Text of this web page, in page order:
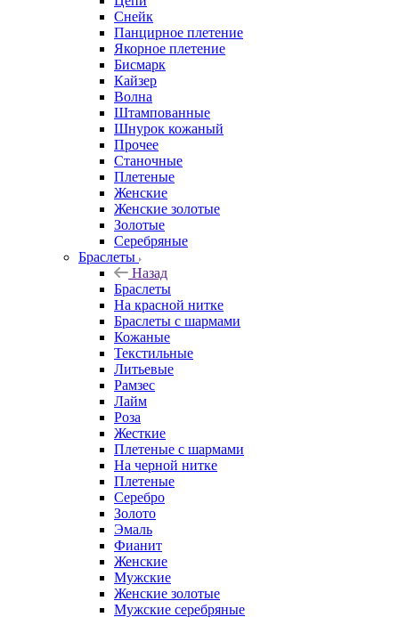
Снейк
Панцирное плетение
Якорное плетение
Бисмарк
Кайзер
Волна
Штампованные
Шнурок кожаный
Прочее
Станочные
Плетеные
Женские
Женские золотые
Золотые
Серебряные
Браслеты
Назад
Браслеты
На красной нитке
Браслеты с шармами
Кожаные
Текстильные
Литьевые
Рамзес
Лайм
Роза
Жесткие
Плетеные с шармами
На черной нитке
Плетеные
Серебро
Золото
Эмаль
Фианит
Женские
Мужские
Женские золотые
Мужские серебряные